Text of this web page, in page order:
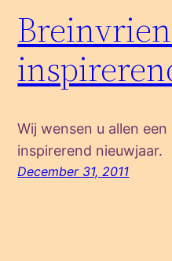
Wij wensen u allen
inspirerend nieuwjaar.
December 31, 2011